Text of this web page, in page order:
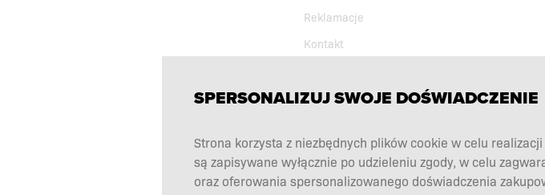
Reklamacje
Kontakt
SPERSONALIZUJ SWOJE DOŚWIADCZENIE
Strona korzysta z niezbędnych plików cookie w celu
są zapisywane wyłącznie po udzieleniu zgody, w celu
oraz oferowania spersonalizowanego doświadczenia